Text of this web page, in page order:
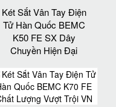
Két Sắt Vân Tay Điện
Tử Hàn Quốc BEMC
K50 FE SX Dây
Chuyền Hiện Đại